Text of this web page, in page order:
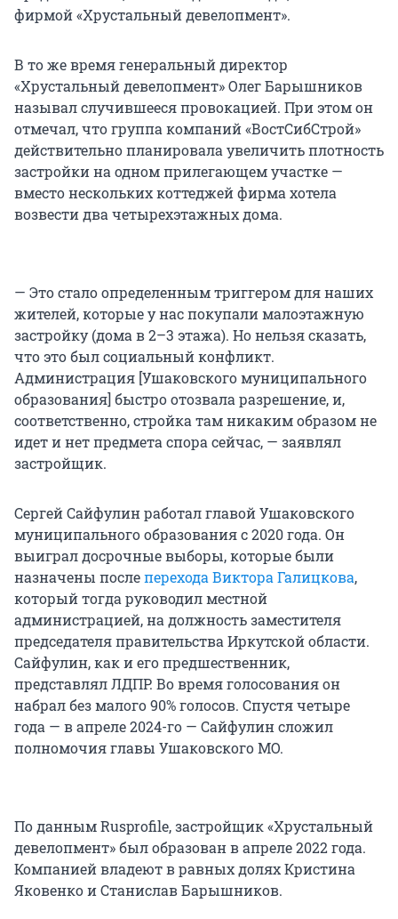
фирмой «Хрустальный девелопмент».
В то же время генеральный директор
«Хрустальный девелопмент» Олег Барышников
называл случившееся провокацией. При этом он
отмечал, что группа компаний «ВостСибСтрой»
действительно планировала увеличить плотность
застройки на одном прилегающем участке —
вместо нескольких коттеджей фирма хотела
возвести два четырехэтажных дома.
— Это стало определенным триггером для наших
жителей, которые у нас покупали малоэтажную
застройку (дома в 2–3 этажа). Но нельзя сказать,
что это был социальный конфликт.
Администрация [Ушаковского муниципального
образования] быстро отозвала разрешение, и,
соответственно, стройка там никаким образом не
идет и нет предмета спора сейчас, — заявлял
застройщик.
Сергей Сайфулин работал главой Ушаковского
муниципального образования с 2020 года. Он
выиграл досрочные выборы, которые были
назначены послеперехода Виктора Галицкова,
который тогда руководил местной
администрацией, на должность заместителя
председателя правительства Иркутской области.
Сайфулин, как и его предшественник,
представлял ЛДПР. Во время голосования он
набрал без малого 90% голосов. Спустя четыре
года — в апреле 2024-го — Сайфулин сложил
полномочия главы Ушаковского МО.
По данным Rusprofile, застройщик «Хрустальный
девелопмент» был образован в апреле 2022 года.
Компанией владеют в равных долях Кристина
Яковенко и Станислав Барышников.